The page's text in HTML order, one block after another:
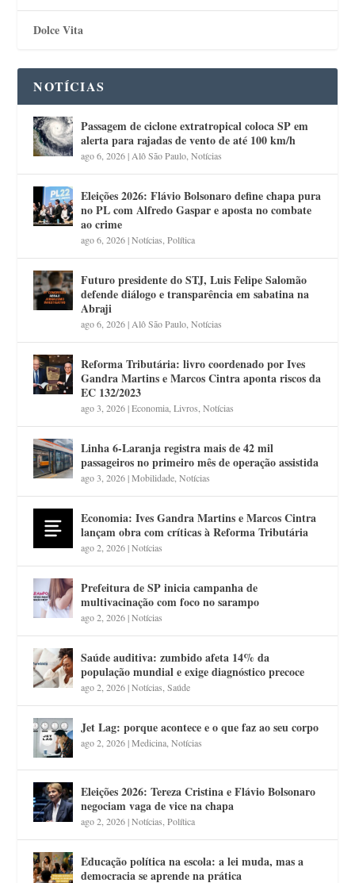
Dolce Vita
NOTÍCIAS
Passagem de ciclone extratropical coloca SP em
alerta para rajadas de vento de até 100 km/h
ago 6, 2026| Alô São Paulo ,Notícias
Eleições 2026: Flávio Bolsonaro define chapa pura
no PL com Alfredo Gaspar e aposta no combate
ao crime
ago 6, 2026|Notícias ,Política
Futuro presidente do STJ, Luis Felipe Salomão
defende diálogo e transparência em sabatina na
Abraji
ago 6, 2026| Alô São Paulo ,Notícias
Reforma Tributária: livro coordenado por Ives
Gandra Martins e Marcos Cintra aponta riscos da
EC 132/2023
ago 3, 2026|Economia ,Livros ,Notícias
Linha 6-Laranja registra mais de 42 mil
passageiros no primeiro mês de operação assistida
ago 3, 2026|Mobilidade ,Notícias
Economia: Ives Gandra Martins e Marcos Cintra
lançam obra com críticas à Reforma Tributária
ago 2, 2026|Notícias
Prefeitura de SP inicia campanha de
multivacinação com foco no sarampo
ago 2, 2026|Notícias
Saúde auditiva: zumbido afeta 14% da
população mundial e exige diagnóstico precoce
ago 2, 2026|Notícias ,Saúde
Jet Lag: porque acontece e o que faz ao seu corpo
ago 2, 2026|Medicina ,Notícias
Eleições 2026: Tereza Cristina e Flávio Bolsonaro
negociam vaga de vice na chapa
ago 2, 2026|Notícias ,Política
Educação política na escola: a lei muda, mas a
democracia se aprende na prática